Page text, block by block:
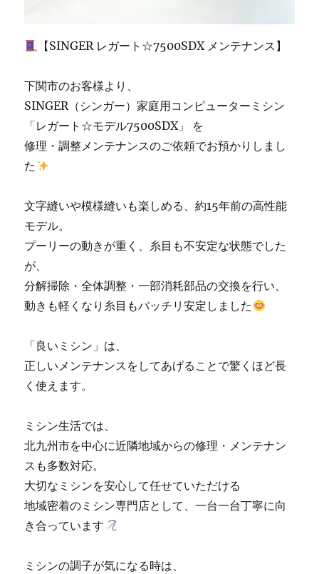
し
｜
九
州
市
ン
販
門
店
ン
生
活」
【SINGER レガート☆7500SDX メンテナンス】
下関市のお客様より、
SINGER（シンガー）家庭用コンピューターミシン
「レガート☆モデル7500SDX」 を
修理・調整メンテナンスのご依頼でお預かりしまし
た
文字縫いや模様縫いも楽しめる、約15年前の高性能
モデル。
プーリーの動きが重く、糸目も不安定な状態でした
が、
分解掃除・全体調整・一部消耗部品の交換を行い、
動きも軽くなり糸目もバッチリ安定しました
「良いミシン」は、
正しいメンテナンスをしてあげることで驚くほど長
く使えます。
ミシン生活では、
北九州市を中心に近隣地域からの修理・メンテナン
スも多数対応。
大切なミシンを安心して任せていただける
地域密着のミシン専門店として、一台一台丁寧に向
き合っています
ミシンの調子が気になる時は、